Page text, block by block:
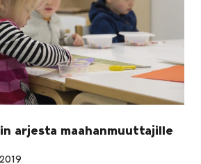
arjesta maahanmuuttajille